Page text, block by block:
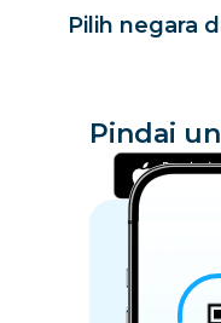
Pilih negara
Pindai